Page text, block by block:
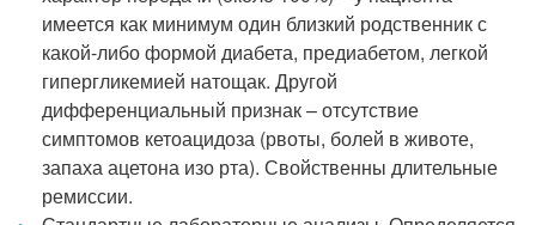
имеется как минимум один близкий родственник с
какой-либо формой диабета, предиабетом, легкой
гипергликемией натощак. Другой
дифференциальный признак – отсутствие
симптомов кетоацидоза (рвоты, болей в животе,
запаха ацетона изо рта). Свойственны длительные
ремиссии.